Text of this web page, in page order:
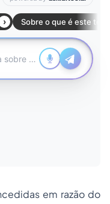
em razão do